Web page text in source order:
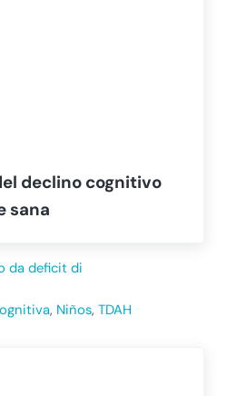
declino cognitivo
sana
da deficit di
, Niños, TDAH